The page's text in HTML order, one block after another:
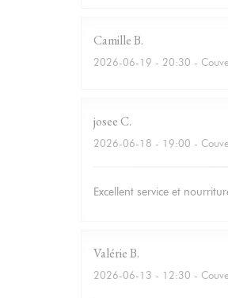
CamilleB
2026-06-19 - 20:30 -
joseeC
2026-06-18 - 19:00 -
Excellent service et
ValérieB
2026-06-13 - 12:30 -